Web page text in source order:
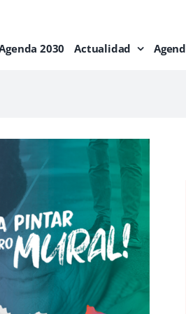
2030 Actualidad